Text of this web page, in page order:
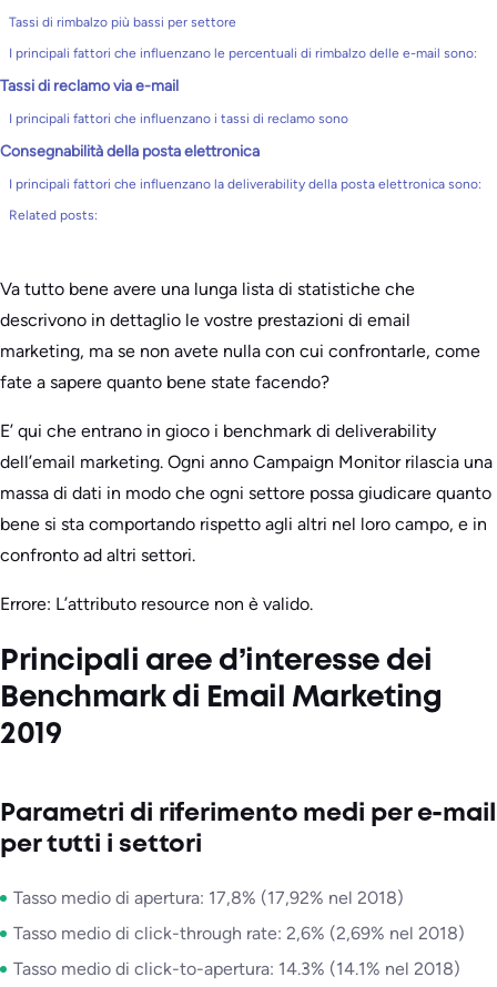
Tassi di rimbalzo più bassi per settore
I principali fattori che influenzano le percentuali di rimbalzo delle e-mail sono:
Tassi di reclamo via e-mail
I principali fattori che influenzano i tassi di reclamo sono
Consegnabilità della posta elettronica
I principali fattori che influenzano la deliverability della posta elettronica sono:
Related posts:
Va tutto bene avere una lunga lista di statistiche che
descrivono in dettaglio le vostre prestazioni di email
marketing, ma se non avete nulla con cui confrontarle, come
fate a sapere quanto bene state facendo?
E’ qui che entrano in gioco i benchmark di deliverability
dell’email marketing. Ogni anno Campaign Monitor rilascia una
massa di dati in modo che ogni settore possa giudicare quanto
bene si sta comportando rispetto agli altri nel loro campo, e in
confronto ad altri settori.
Errore: L’attributo resource non è valido.
Principali aree d’interesse dei
Benchmark di Email Marketing
2019
Parametri di riferimento medi per e-mail
per tutti i settori
Tasso medio di apertura: 17,8% (17,92% nel 2018)
Tasso medio di click-through rate: 2,6% (2,69% nel 2018)
Tasso medio di click-to-apertura: 14.3% (14.1% nel 2018)